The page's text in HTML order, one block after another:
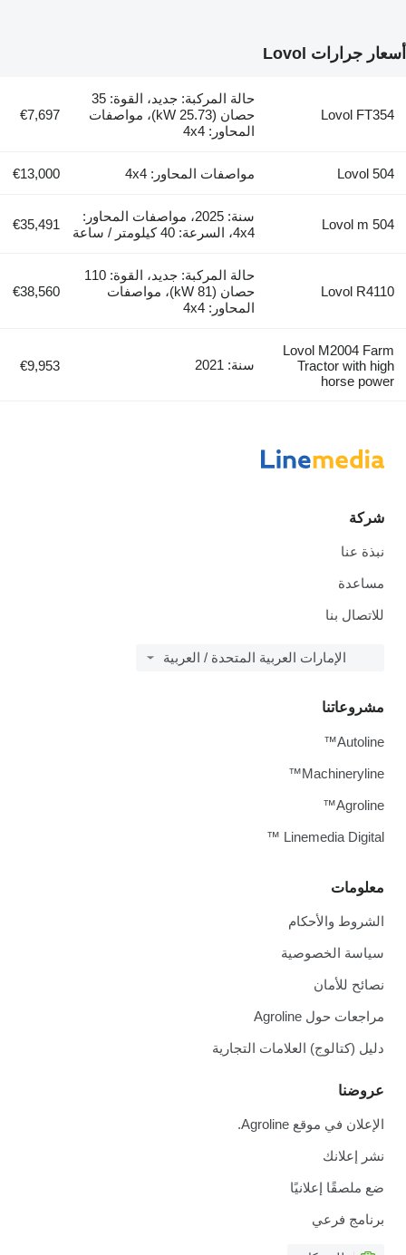
أسعار جرارات Lovol
Lovol FT354
حالة المركبة: جديد، القوة: 35
حصان (25.73 kW)، مواصفات
المحاور: 4x4
€7,697
Lovol 504 مواصفات المحاور: 4x4 €13,000
Lovol m 504
سنة: 2025، مواصفات المحاور:
4x4، السرعة: 40 كيلومتر / ساعة
€35,491
Lovol R4110
حالة المركبة: جديد، القوة: 110
حصان (81 kW)، مواصفات
المحاور: 4x4
€38,560
Lovol M2004 Farm
Tractor with high
horse power
سنة: 2021 €9,953
شركة
نبذة عنا
مساعدة
للاتصال بنا
الإمارات العربية المتحدة / العربية
معلومات
الشروط والأحكام
سياسة الخصوصية
نصائح للأمان
مراجعات حول Agroline
دليل (كتالوج) العلامات التجارية
عروضنا
الإعلان في موقع Agroline.
نشر إعلانك
ضع ملصقًا إعلانيًا
برنامج فرعي
مشروعاتنا
Autoline™
Machineryline™
Agroline™
Linemedia Digital ™